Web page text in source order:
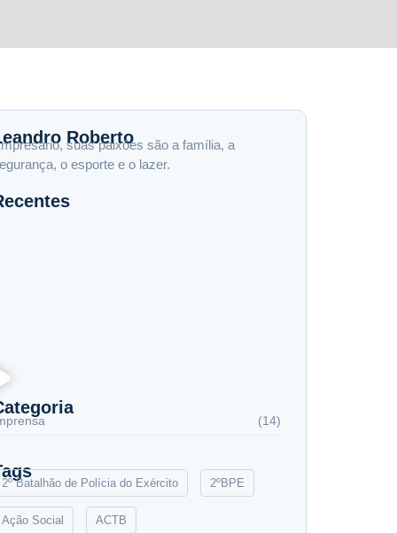
Roberto
suas paixões são a família, a
o esporte e o lazer.
(14)
2º Batalhão de Polícia do Exército 2ºBPE
Ação Social ACTB